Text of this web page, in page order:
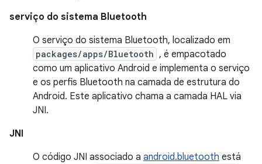
serviço do sistema Bluetooth
O serviço do sistema Bluetooth, localizado em
packages/apps/Bluetooth , é empacotado
como um aplicativo Android e implementa o serviço
e os perfis Bluetooth na camada de estrutura do
Android. Este aplicativo chama a camada HAL via
JNI.
JNI
O código JNI associado a android.bluetooth está